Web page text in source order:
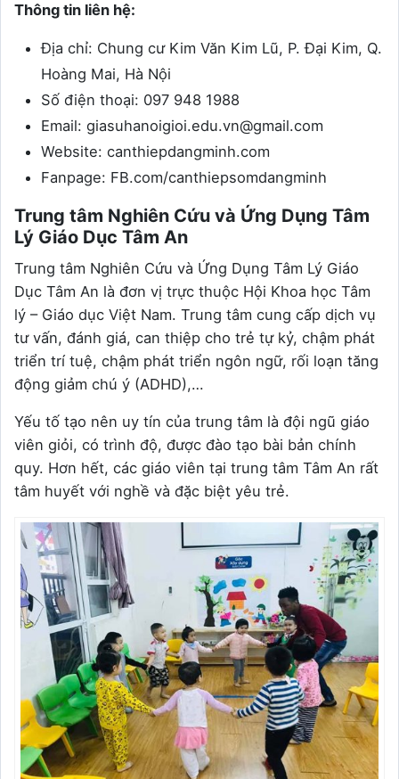
Thông tin liên hệ:
Địa chỉ: Chung cư Kim Văn Kim Lũ, P. Đại Kim, Q.
Hoàng Mai, Hà Nội
Số điện thoại: 097 948 1988
Email: giasuhanoigioi.edu.vn@gmail.com
Website: canthiepdangminh.com
Fanpage: FB.com/canthiepsomdangminh
Trung tâm Nghiên Cứu và Ứng Dụng Tâm
Lý Giáo Dục Tâm An
Trung tâm Nghiên Cứu và Ứng Dụng Tâm Lý Giáo
Dục Tâm An là đơn vị trực thuộc Hội Khoa học Tâm
lý – Giáo dục Việt Nam. Trung tâm cung cấp dịch vụ
tư vấn, đánh giá, can thiệp cho trẻ tự kỷ, chậm phát
triển trí tuệ, chậm phát triển ngôn ngữ, rối loạn tăng
động giảm chú ý (ADHD),…
Yếu tố tạo nên uy tín của trung tâm là đội ngũ giáo
viên giỏi, có trình độ, được đào tạo bài bản chính
quy. Hơn hết, các giáo viên tại trung tâm Tâm An rất
tâm huyết với nghề và đặc biệt yêu trẻ.